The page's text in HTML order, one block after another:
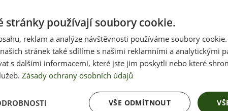
Storm KONAK
Skladem
Jenon Leather
motýlek WHISKY
stránky používají soubory cookie.
reklam a analýze návštěvnosti používáme soubory
stránek také sdílíme s našimi reklamními a analytickými
s dalšími informacemi, které jste jim poskytli nebo které
Zásady ochrany osobních údajů
VŠE ODMÍTNOUT